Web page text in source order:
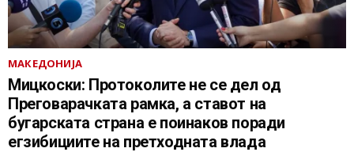
МАКЕДОНИЈА
Мицкоски: Протоколите не се дел од
Преговарачката рамка, а ставот на
бугарската страна е поинаков поради
егзибициите на претходната влада